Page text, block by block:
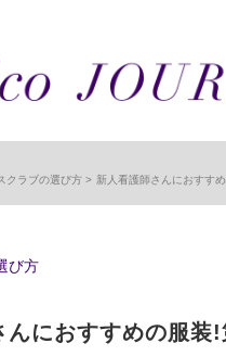
クラブの選び方 新人看護師さんにおすす
び方
んにおすすめの服装